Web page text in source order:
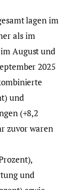
lagen im
als im
August und
2025
und
(+8,2
zuvor waren
und